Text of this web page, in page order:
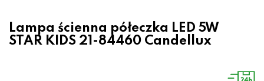
Lampa ścienna półeczka LED 5W
STAR KIDS 21-84460 Candellux